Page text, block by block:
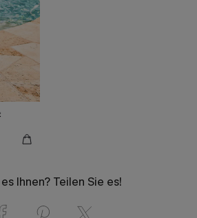
Ihnen? Teilen Sie es!